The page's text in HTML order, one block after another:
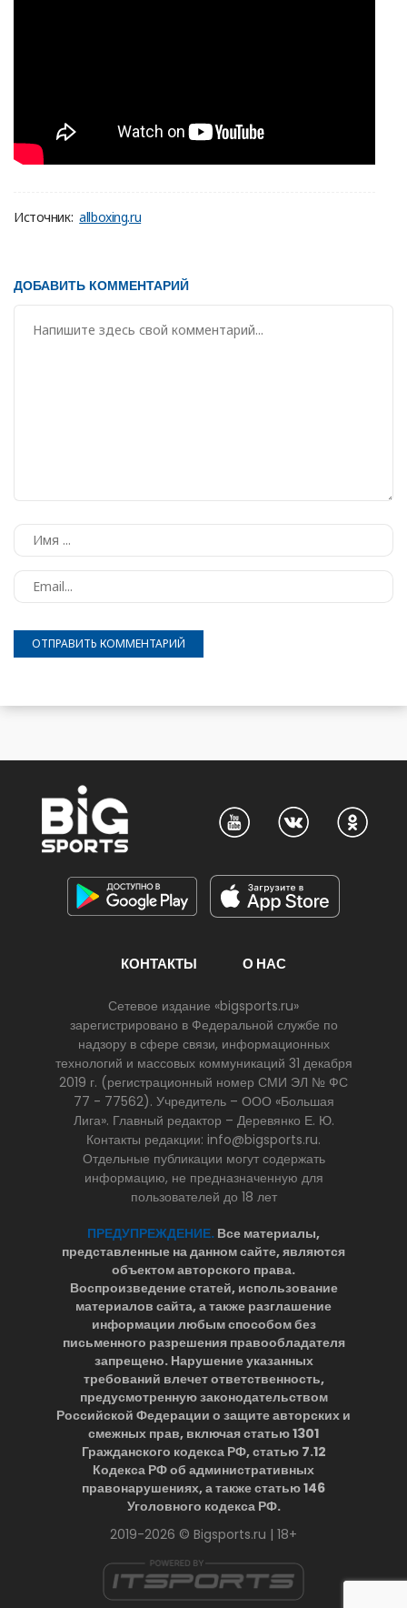
Источник: allboxing.ru
ДОБАВИТЬ КОММЕНТАРИЙ
КОНТАКТЫ О НАС
Сетевое издание «bigsports.ru»
зарегистрировано в Федеральной службе по
надзору в сфере связи, информационных
технологий и массовых коммуникаций 31 декабря
2019 г. (регистрационный номер СМИ ЭЛ № ФС
77 - 77562). Учредитель – ООО «Большая
Лига». Главный редактор – Деревянко Е. Ю.
Контакты редакции: info@bigsports.ru.
Отдельные публикации могут содержать
информацию, не предназначенную для
пользователей до 18 лет
ПРЕДУПРЕЖДЕНИЕ. Все материалы,
представленные на данном сайте, являются
объектом авторского права.
Воспроизведение статей, использование
материалов сайта, а также разглашение
информации любым способом без
письменного разрешения правообладателя
запрещено. Нарушение указанных
требований влечет ответственность,
предусмотренную законодательством
Российской Федерации о защите авторских и
смежных прав, включая статью 1301
Гражданского кодекса РФ, статью 7.12
Кодекса РФ об административных
правонарушениях, а также статью 146
Уголовного кодекса РФ.
2019-2026 © Bigsports.ru | 18+